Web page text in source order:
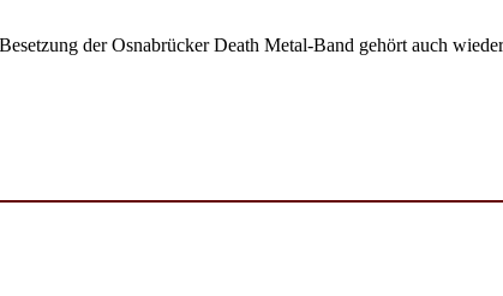
der Osnabrücker Death Metal-Band gehört auch